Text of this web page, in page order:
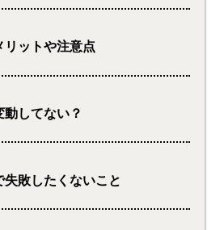
リットや注意点
してない？
失敗したくないこと